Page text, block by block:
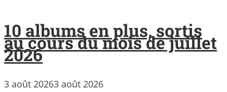
10 albums en plus, sortis
au cours du mois de juillet
2026
3 août 20263 août 2026